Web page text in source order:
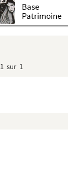
Base
Patrimoine
1 sur 1